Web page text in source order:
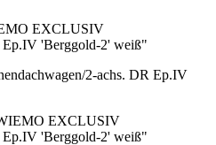
EXCLUSIV
Ep.IV 'Berggold-2' weiß"
2-achs. DR Ep.IV
EXCLUSIV
Ep.IV 'Berggold-2' weiß"